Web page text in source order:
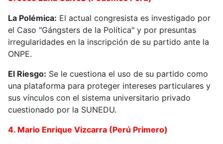
La Polémica: El actual congresista es investigado por
el Caso "Gángsters de la Política" y por presuntas
irregularidades en la inscripción de su partido ante la
ONPE.
El Riesgo: Se le cuestiona el uso de su partido como
una plataforma para proteger intereses particulares y
sus vínculos con el sistema universitario privado
cuestionado por la SUNEDU.
4. Mario Enrique Vizcarra (Perú Primero)